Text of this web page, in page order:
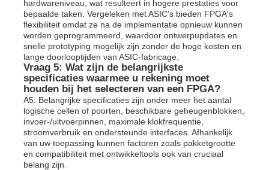
hardwareniveau, wat resulteert in hogere prestaties voor
bepaalde taken. Vergeleken met ASIC's bieden FPGA's
flexibiliteit omdat ze na de implementatie opnieuw kunnen
worden geprogrammeerd, waardoor ontwerpupdates en
snelle prototyping mogelijk zijn zonder de hoge kosten en
lange doorlooptijden van ASIC-fabricage.
Vraag 5: Wat zijn de belangrijkste
specificaties waarmee u rekening moet
houden bij het selecteren van een FPGA?
A5: Belangrijke specificaties zijn onder meer het aantal
logische cellen of poorten, beschikbare geheugenblokken,
invoer-/uitvoerpinnen, maximale klokfrequentie,
stroomverbruik en ondersteunde interfaces. Afhankelijk
van uw toepassing kunnen factoren zoals pakketgrootte
en compatibiliteit met ontwikkeltools ook van cruciaal
belang zijn.